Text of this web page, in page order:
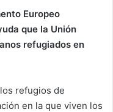
Europeo
que la Unión
refugiados en
refugios de
en la que viven los